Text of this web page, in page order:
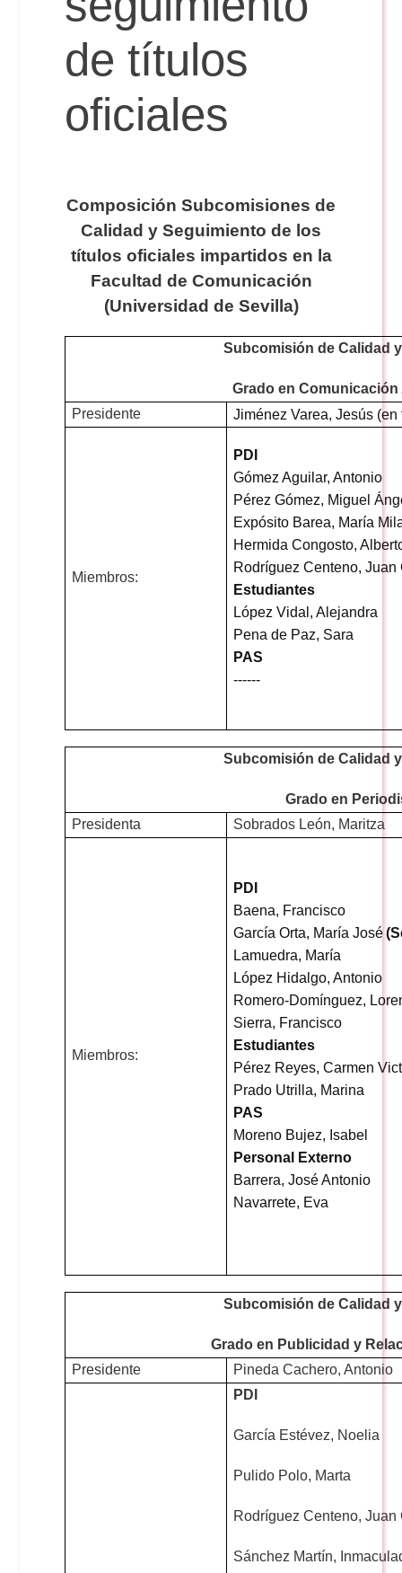
Reservas
Calendario Lectivo
Periodismo
Doble Grado PER/CAV
Exámenes Grado
Periodismo
Comunicación Audiovisual
Secretaría Virtual
#YoPractico
de títulos
oficiales
Composición Subcomisiones de
Calidad y Seguimiento de los
títulos oficiales impartidos en la
Facultad de Comunicación
(Universidad de Sevilla)
Subcomisión de Calidad
Grado en
Presidente
Jiménez Varea, Jesús (en
Miembros:
PDI
GómezAguilar, Antonio
Pérez Gómez, Miguel
Expósito Barea, María
Hermida Congosto,
Rodríguez Centeno, Juan
Estudiantes
López Vidal, Alejandra
Pena de Paz, Sara
PAS
------
Subcomisión de Calidad
Grado en
Presidenta
Sobrados León, Maritza
Miembros:
PDI
Baena, Francisco
García Orta, María José(
Lamuedra, María
López Hidalgo, Antonio
Romero-Domínguez,
Sierra, Francisco
Estudiantes
Pérez Reyes, Carmen
Prado Utrilla, Marina
PAS
Moreno Bujez, Isabel
Personal Externo
Barrera, José Antonio
Navarrete, Eva
Subcomisión de Calidad
Grado en Publicidad y
Presidente
Pineda Cachero, Antonio
PDI
García Estévez, Noelia
Pulido Polo, Marta
Rodríguez Centeno, Juan
Sánchez Martín,